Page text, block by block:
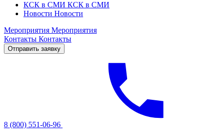
КСК в СМИ КСК в СМИ
Новости Новости
Мероприятия Мероприятия
Контакты Контакты
Отправить заявку
8 (800) 551-06-96